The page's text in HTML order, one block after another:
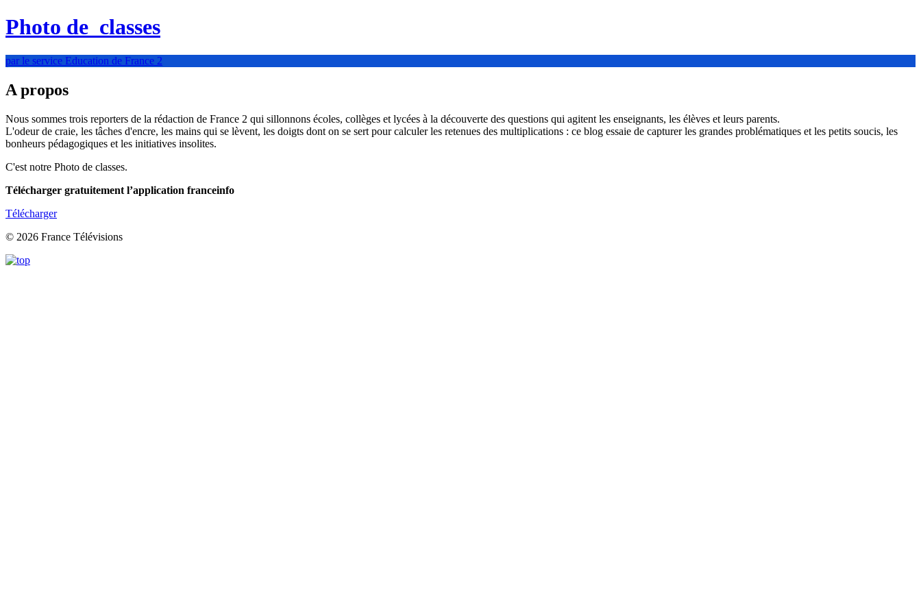
Photo de classes
par le service Education de France 2
A propos
Nous sommes trois reporters de la rédaction de France 2 qui sillonnons écoles, collèges et lycées à la découverte des questions qui agitent les enseignants, les élèves et leurs parents.
L'odeur de craie, les tâches d'encre, les mains qui se lèvent, les doigts dont on se sert pour calculer les retenues des multiplications : ce blog essaie de capturer les grandes problématiques et les petits soucis, les
bonheurs pédagogiques et les initiatives insolites.
C'est notre Photo de classes.
Télécharger gratuitement l’application franceinfo
Télécharger
© 2026 France Télévisions